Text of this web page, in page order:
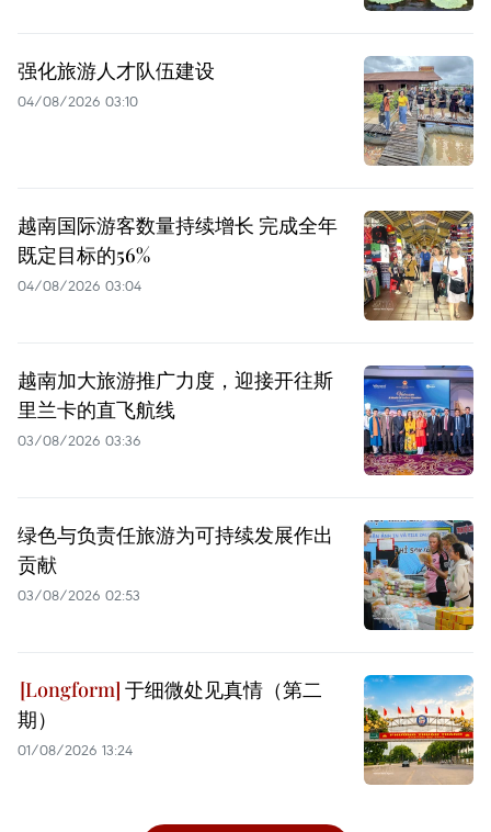
强化旅游人才队伍建设
04/08/2026 03:10
越南国际游客数量持续增长 完成全年
既定目标的56%
04/08/2026 03:04
越南加大旅游推广力度，迎接开往斯
里兰卡的直飞航线
03/08/2026 03:36
绿色与负责任旅游为可持续发展作出
贡献
03/08/2026 02:53
于细微处见真情（第二
期）
01/08/2026 13:24